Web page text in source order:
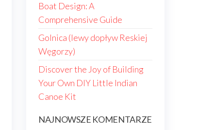
Boat Design: A
Comprehensive Guide
Golnica (lewy dopływ Reskiej
Węgorzy)
Discover the Joy of Building
Your Own DIY Little Indian
Canoe Kit
NAJNOWSZE KOMENTARZE